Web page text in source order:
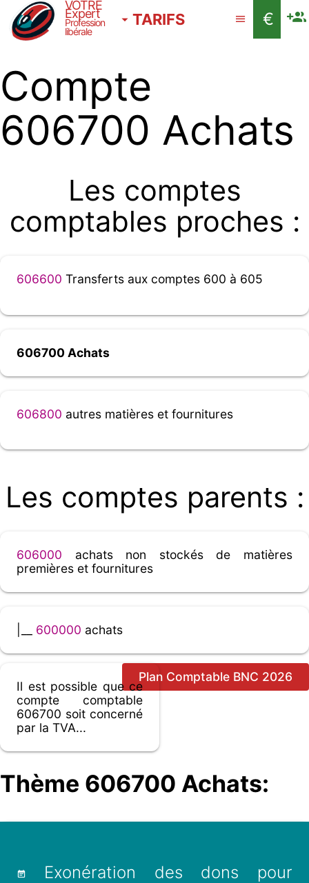
VOTRE
Expert
Profession
libérale
TARIFS €
Compte
606700 Achats
Les comptes
comptables proches :
606600 Transferts aux comptes 600 à 605
606700 Achats
606800 autres matières et fournitures
Les comptes parents :
606000 achats non stockés de matières
premières et fournitures
600000 achats
Plan Comptable BNC 2026
Il est possible que ce
compte comptable
606700 soit concerné
par la TVA...
Thème 606700 Achats:
Exonération des dons pour